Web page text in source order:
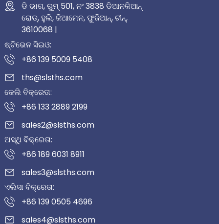
ଡି ଭାଗ, ରୁମ୍ 501, ନଂ 3838 ଡିଆନକିଆନ୍
ରୋଡ୍, ହୁଲି, ଜିଆମେନ, ଫୁଜିଆନ୍, ଚୀନ୍,
3610068 |
ଷ୍ଟିଭେନ ସିଇଓ:
+86 139 5009 5408
ths@slsths.com
କେଲି ବିକ୍ରେତା:
+86 133 2889 2199
sales2@slsths.com
ଅସ୍ଥି ବିକ୍ରେତା:
+86 189 6031 8911
sales3@slsths.com
ଏଲିସା ବିକ୍ରେତା:
+86 139 0505 4696
sales4@slsths.com